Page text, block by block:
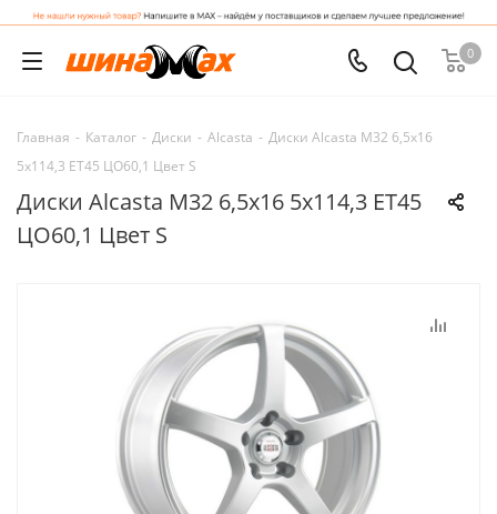
0
Главная - Каталог - Диски - Alcasta - Диски Alcasta M32 6,5x16
5x114,3 ET45 ЦО60,1 Цвет S
Диски Alcasta M32 6,5x16 5x114,3 ET45
ЦО60,1 Цвет S